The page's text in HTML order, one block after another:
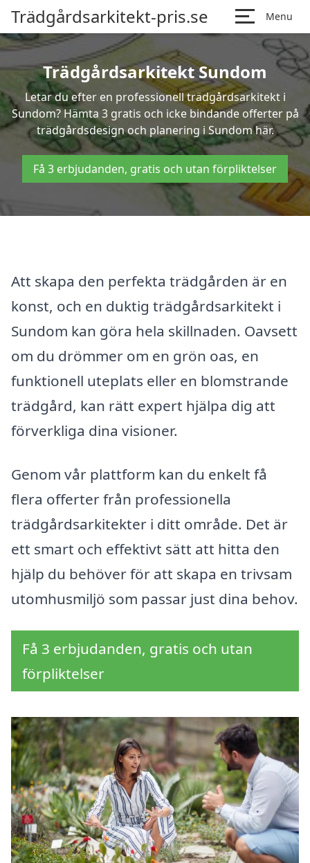
Trädgårdsarkitekt-pris.se Menu
Trädgårdsarkitekt Sundom
Letar du efter en professionell trädgårdsarkitekt i
Sundom? Hämta 3 gratis och icke bindande offerter på
trädgårdsdesign och planering i Sundom här.
Få 3 erbjudanden, gratis och utan förpliktelser
Att skapa den perfekta trädgården är en
konst, och en duktig trädgårdsarkitekt i
Sundom kan göra hela skillnaden. Oavsett
om du drömmer om en grön oas, en
funktionell uteplats eller en blomstrande
trädgård, kan rätt expert hjälpa dig att
förverkliga dina visioner.
Genom vår plattform kan du enkelt få
flera offerter från professionella
trädgårdsarkitekter i ditt område. Det är
ett smart och effektivt sätt att hitta den
hjälp du behöver för att skapa en trivsam
utomhusmiljö som passar just dina behov.
Få 3 erbjudanden, gratis och utan
förpliktelser